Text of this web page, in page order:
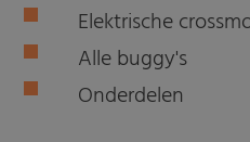
Elektrische
Alle buggy's
Onderdelen